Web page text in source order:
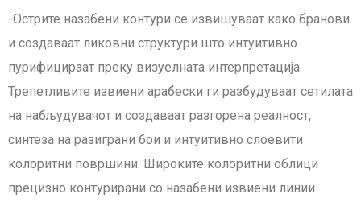
-Острите назабени контури се извишуваат како бранови
и создаваат ликовни структури што интуитивно
пурифицираат преку визуелната интерпретација.
Трепетливите извиени арабески ги разбудуваат сетилата
на набљудувачот и создаваат разгорена реалност,
синтеза на разиграни бои и интуитивно слоевити
колоритни површини. Широките колоритни облици
прецизно контурирани со назабени извиени линии